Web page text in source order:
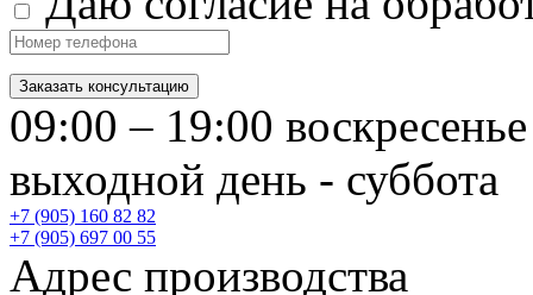
Заказать консультацию
09:00 – 19:00
выходной день - суббота
+7 (905) 160 82 82
+7 (905) 697 00 55
Адрес производства